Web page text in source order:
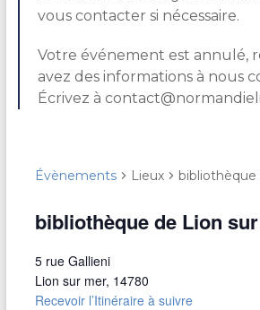
vous contacter si nécessaire.
Votre événement est annulé,
avez des informations à nous
Écrivez à
Évènements Lieux
bibliothèque de Lion
5 rue Gallieni
Lion sur mer, 14780
Recevoir l’Itinéraire à suivre